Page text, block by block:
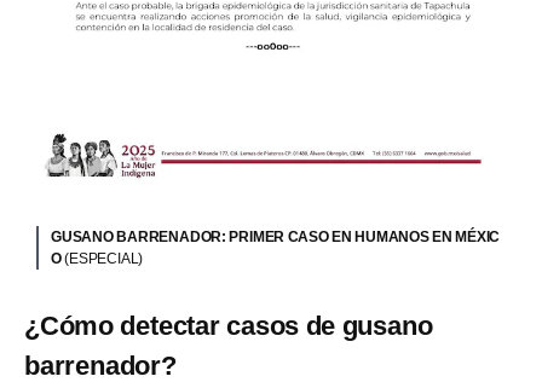
GUSANO BARRENADOR: PRIMER CASO EN HUMANOS EN MÉXIC
O(ESPECIAL)
¿Cómo detectar casos de gusano
barrenador?